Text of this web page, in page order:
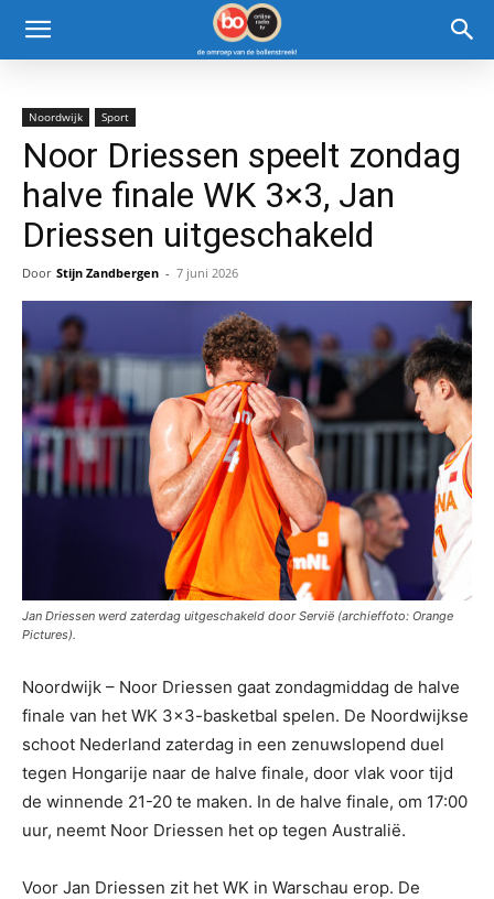
Noordwijk Sport
Noor Driessen speelt zondag
halve finale WK 3×3, Jan
Driessen uitgeschakeld
Door Stijn Zandbergen - 7 juni 2026
Jan Driessen werd zaterdag uitgeschakeld door Servië (archieffoto: Orange
Pictures).
Noordwijk – Noor Driessen gaat zondagmiddag de halve
finale van het WK 3×3-basketbal spelen. De Noordwijkse
schoot Nederland zaterdag in een zenuwslopend duel
tegen Hongarije naar de halve finale, door vlak voor tijd
de winnende 21-20 te maken. In de halve finale, om 17:00
uur, neemt Noor Driessen het op tegen Australië.
Voor Jan Driessen zit het WK in Warschau erop. De